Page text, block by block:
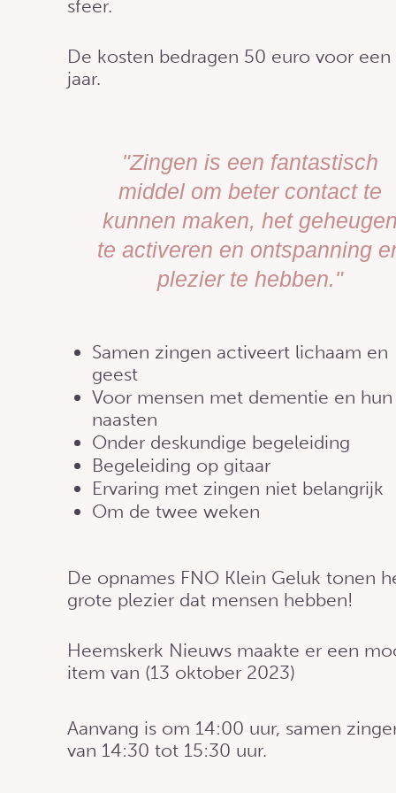
sfeer.
De kosten bedragen 50 euro voor een
jaar.
"Zingen is een fantastisch
middel om beter contact te
kunnen maken, het geheugen
te activeren en ontspanning
plezier te hebben."
Samen zingen activeert lichaam en
geest
Voor mensen met dementie en hun
naasten
Onder deskundige begeleiding
Begeleiding op gitaar
Ervaring met zingen niet belangrijk
Om de twee weken
De opnames FNO Klein Geluk tonen
grote plezier dat mensen hebben!
Heemskerk Nieuws maakte er een
item van (13 oktober 2023)
Aanvang is om 14:00 uur, samen
van 14:30 tot 15:30 uur.